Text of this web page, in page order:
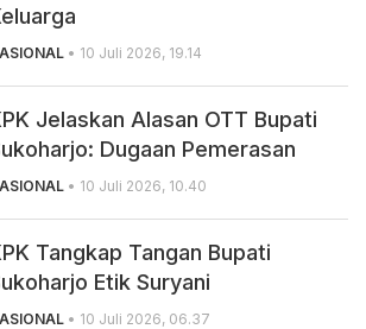
• 10 Juli 2026, 19.14
Jelaskan Alasan OTT Bupati
Dugaan Pemerasan
• 10 Juli 2026, 10.40
Tangkap Tangan Bupati
Etik Suryani
• 10 Juli 2026, 06.37